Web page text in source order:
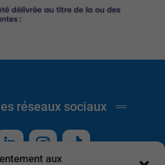
aux
réseaux sociaux